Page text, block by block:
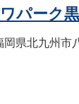
パーク
岡県北九州